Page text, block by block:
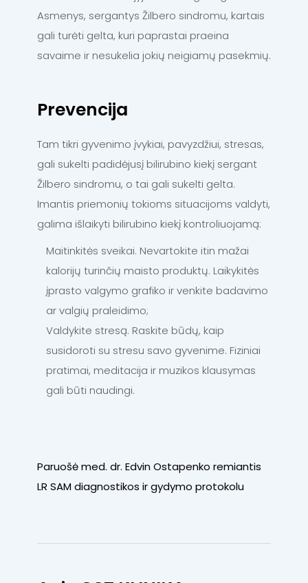
Asmenys, sergantys Žilbero sindromu, kartais
gali turėti gelta, kuri paprastai praeina
savaime ir nesukelia jokių neigiamų pasekmių.
Prevencija
Tam tikri gyvenimo įvykiai, pavyzdžiui, stresas,
gali sukelti padidėjusį bilirubino kiekį sergant
Žilbero sindromu, o tai gali sukelti gelta.
Imantis priemonių tokioms situacijoms valdyti,
galima išlaikyti bilirubino kiekį kontroliuojamą:
Maitinkitės sveikai. Nevartokite itin mažai
kalorijų turinčių maisto produktų. Laikykitės
įprasto valgymo grafiko ir venkite badavimo
ar valgių praleidimo;
Valdykite stresą. Raskite būdų, kaip
susidoroti su stresu savo gyvenime. Fiziniai
pratimai, meditacija ir muzikos klausymas
gali būti naudingi.
Paruošė med. dr. Edvin Ostapenko remiantis
LR SAM diagnostikos ir gydymo protokolu